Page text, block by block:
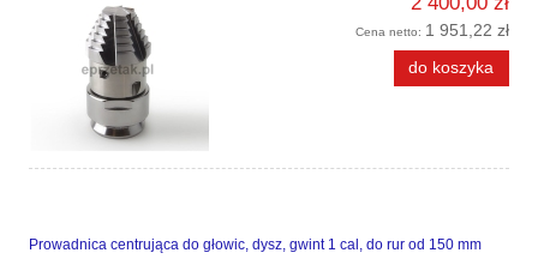
Cena netto: 1 951,22 zł
do koszyka
Prowadnica centrująca do głowic, dysz, gwint 1 cal, do rur od 150 mm